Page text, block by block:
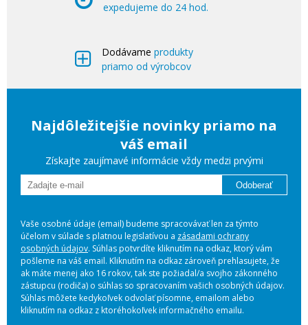
expedujeme do 24 hod.
Dodávame produkty
priamo od výrobcov
Najdôležitejšie novinky priamo na
váš email
Získajte zaujímavé informácie vždy medzi prvými
Odoberať
Vaše osobné údaje (email) budeme spracovávať len za týmto
účelom v súlade s platnou legislatívou a zásadami ochrany
osobných údajov. Súhlas potvrdíte kliknutím na odkaz, ktorý vám
pošleme na váš email. Kliknutím na odkaz zároveň prehlasujete, že
ak máte menej ako 16 rokov, tak ste požiadal/a svojho zákonného
zástupcu (rodiča) o súhlas so spracovaním vašich osobných údajov.
Súhlas môžete kedykoľvek odvolať písomne, emailom alebo
kliknutím na odkaz z ktoréhokoľvek informačného emailu.